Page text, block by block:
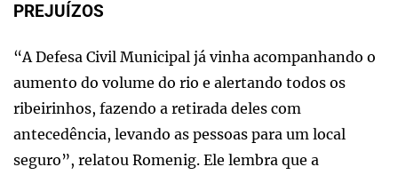
PREJUÍZOS
“A Defesa Civil Municipal já vinha acompanhando o
aumento do volume do rio e alertando todos os
ribeirinhos, fazendo a retirada deles com
antecedência, levando as pessoas para um local
seguro”, relatou Romenig. Ele lembra que a